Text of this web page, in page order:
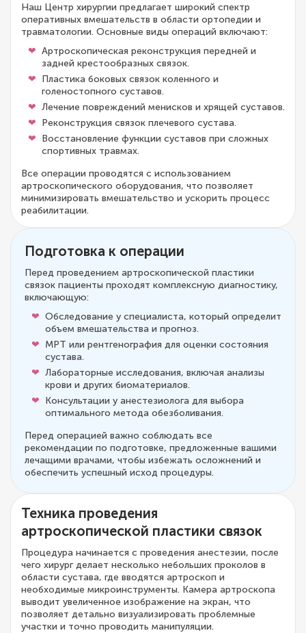
Наш Центр хирургии предлагает широкий спектр
оперативных вмешательств в области ортопедии и
травматологии. Основные виды операций включают:
Артроскопическая реконструкция передней и
задней крестообразных связок.
Пластика боковых связок коленного и
голеностопного суставов.
Лечение повреждений менисков и хрящей суставов.
Реконструкция связок плечевого сустава.
Восстановление функции суставов при сложных
спортивных травмах.
Все операции проводятся с использованием
артроскопического оборудования, что позволяет
минимизировать вмешательство и ускорить процесс
реабилитации.
Подготовка к операции
Перед проведением артроскопической пластики
связок пациенты проходят комплексную диагностику,
включающую:
Обследование у специалиста, который определит
объем вмешательства и прогноз.
МРТ или рентгенография для оценки состояния
сустава.
Лабораторные исследования, включая анализы
крови и других биоматериалов.
Консультации у анестезиолога для выбора
оптимального метода обезболивания.
Перед операцией важно соблюдать все
рекомендации по подготовке, предложенные вашими
лечащими врачами, чтобы избежать осложнений и
обеспечить успешный исход процедуры.
Техника проведения
артроскопической пластики связок
Процедура начинается с проведения анестезии, после
чего хирург делает несколько небольших проколов в
области сустава, где вводятся артроскоп и
необходимые микроинструменты. Камера артроскопа
выводит увеличенное изображение на экран, что
позволяет детально визуализировать проблемные
участки и точно проводить манипуляции.